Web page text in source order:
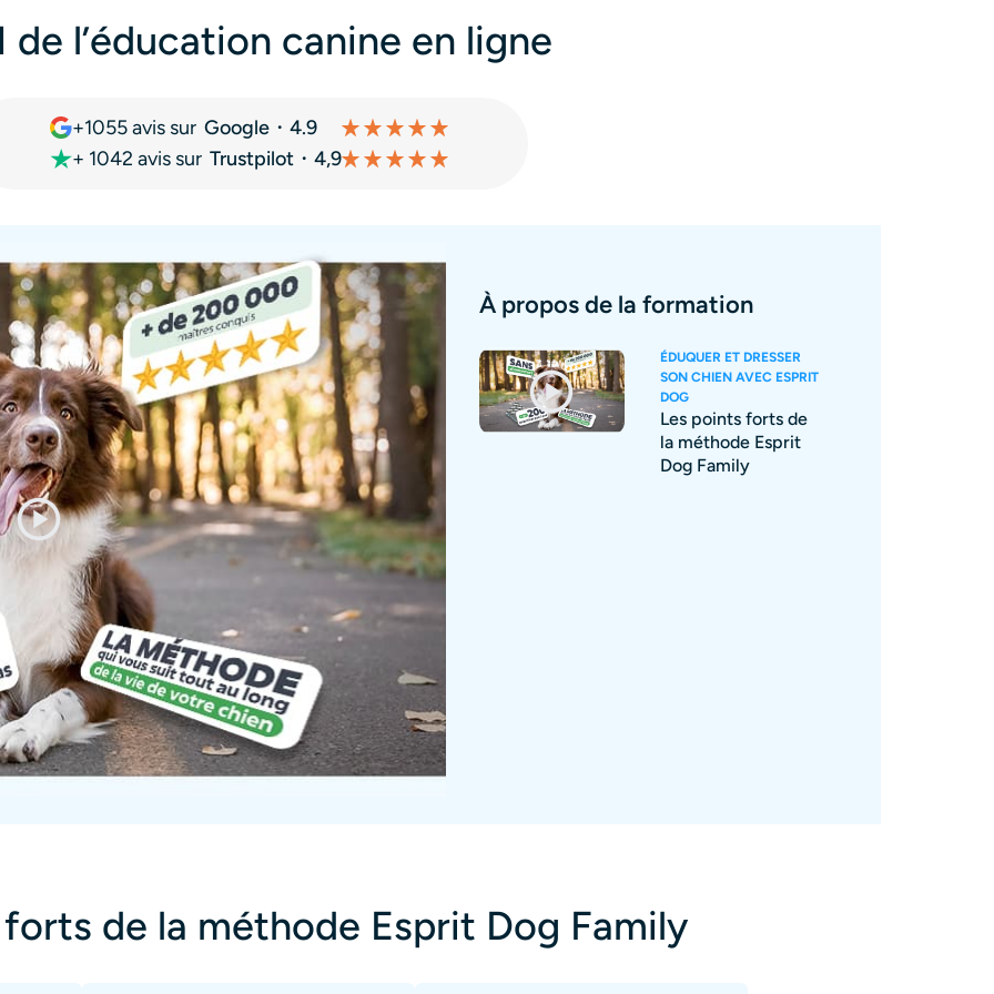
de l’éducation canine en ligne
+1055 avis sur Google・4.9
+ 1042 avis sur Trustpilot・4,9
À propos de la formation
ÉDUQUER ET DRESSER
SON CHIEN AVEC ESPRIT
DOG
Les points forts de
la méthode Esprit
Dog Family
de la méthode Esprit Dog Family